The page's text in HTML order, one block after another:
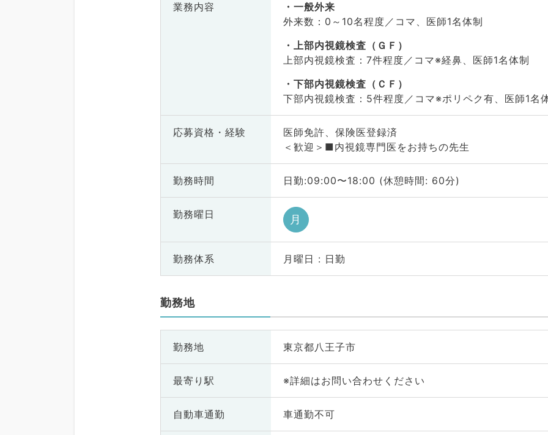
業務内容
一般外来
外来数：0～10名程度／コマ、医師1名体制
上部内視鏡検査（ＧＦ）
上部内視鏡検査：7件程度／コマ※経鼻、医師1名体制
下部内視鏡検査（ＣＦ）
下部内視鏡検査：5件程度／コマ※ポリペク有、医師1名
応募資格・ 経験
医師免許、保険医登録済
＜歓迎＞■内視鏡専門医をお持ちの先生
勤務時間 日勤:09:00〜18:00 (休憩時間: 60分)
勤務曜日 月
勤務体系 月曜日 : 日勤
勤務地
勤務地 東京都八王子市
最寄り駅 ※詳細はお問い合わせください
自動車通勤 車通勤不可